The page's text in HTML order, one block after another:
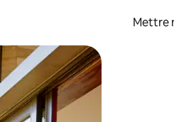
Mettre